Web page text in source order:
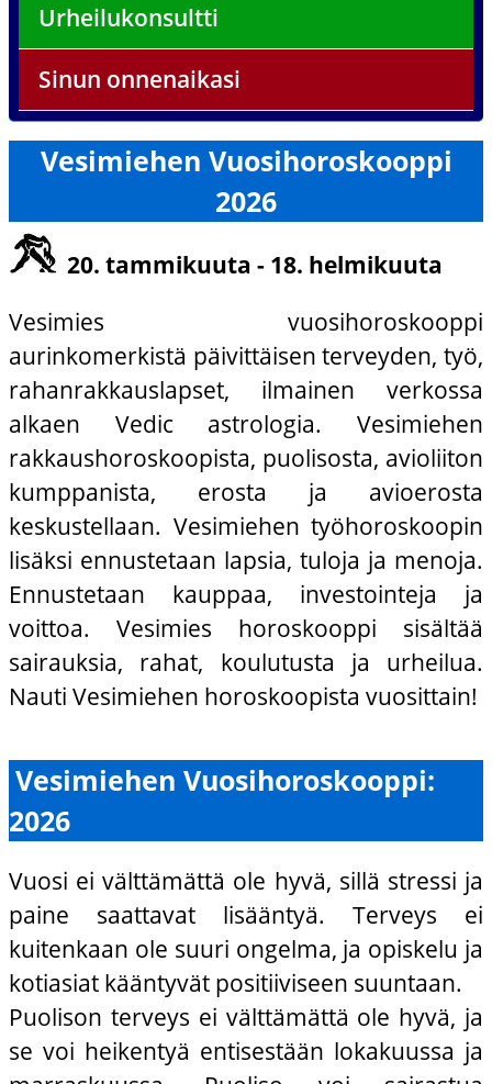
Urheilukonsultti
Sinun onnenaikasi
Vesimiehen Vuosihoroskooppi
2026
20. tammikuuta - 18. helmikuuta
Vesimies vuosihoroskooppi
aurinkomerkistä päivittäisen terveyden, työ,
rahanrakkauslapset, ilmainen verkossa
alkaen Vedic astrologia. Vesimiehen
rakkaushoroskoopista, puolisosta, avioliiton
kumppanista, erosta ja avioerosta
keskustellaan. Vesimiehen työhoroskoopin
lisäksi ennustetaan lapsia, tuloja ja menoja.
Ennustetaan kauppaa, investointeja ja
voittoa. Vesimies horoskooppi sisältää
sairauksia, rahat, koulutusta ja urheilua.
Nauti Vesimiehen horoskoopista vuosittain!
Vesimiehen Vuosihoroskooppi:
2026
Vuosi ei välttämättä ole hyvä, sillä stressi ja
paine saattavat lisääntyä. Terveys ei
kuitenkaan ole suuri ongelma, ja opiskelu ja
kotiasiat kääntyvät positiiviseen suuntaan.
Puolison terveys ei välttämättä ole hyvä, ja
se voi heikentyä entisestään lokakuussa ja